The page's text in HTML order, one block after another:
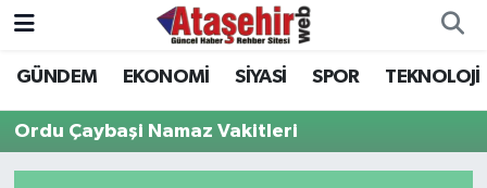
GÜNDEM EKONOMİ SİYASİ SPOR TEKNOLOJİ
Ordu Çaybaşi Namaz Vakitleri
Hava Durumu
Trafik Durumu